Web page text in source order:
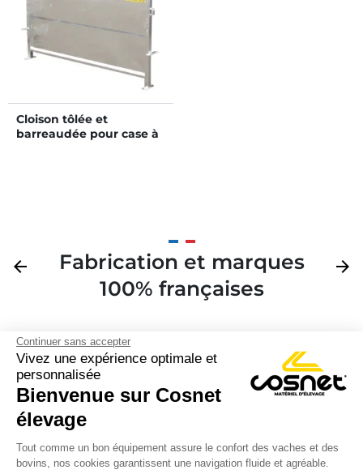
Continuer sans accepter
Vivez une expérience optimale et
personnalisée
Bienvenue sur Cosnet
élevage
Tout comme un bon équipement assure le confort des vaches et des
bovins, nos cookies garantissent une navigation fluide et agréable.
Cloison tôlée et
barreaudée pour case à
Précédent
arrow_back
Fabrication et marques
100% françaises
arrow_forward